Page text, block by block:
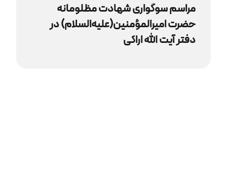
مراسم سوگواری شهادت مظلومانه
حضرت امیرالمؤمنین(علیه‌السلام) در
دفتر آیت‌ الله اراکی